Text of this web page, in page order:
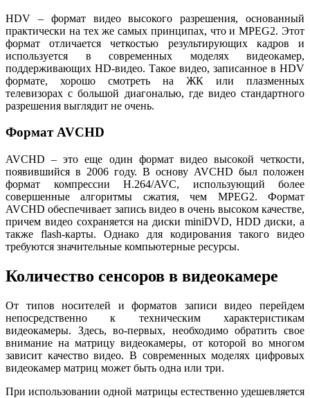
HDV – формат видео высокого разрешения, основанный
практически на тех же самых принципах, что и MPEG2. Этот
формат отличается четкостью результирующих кадров и
используется в современных моделях видеокамер,
поддерживающих HD-видео. Такое видео, записанное в HDV
формате, хорошо смотреть на ЖК или плазменных
телевизорах с большой диагональю, где видео стандартного
разрешения выглядит не очень.
Формат AVCHD
AVCHD – это еще один формат видео высокой четкости,
появившийся в 2006 году. В основу AVCHD был положен
формат компрессии H.264/AVC, использующий более
совершенные алгоритмы сжатия, чем MPEG2. Формат
AVCHD обеспечивает запись видео в очень высоком качестве,
причем видео сохраняется на диски miniDVD, HDD диски, а
также flash-карты. Однако для кодирования такого видео
требуются значительные компьютерные ресурсы.
Количество сенсоров в видеокамере
От типов носителей и форматов записи видео перейдем
непосредственно к техническим характеристикам
видеокамеры. Здесь, во-первых, необходимо обратить свое
внимание на матрицу видеокамеры, от которой во многом
зависит качество видео. В современных моделях цифровых
видеокамер матриц может быть одна или три.
При использовании одной матрицы естественно удешевляется